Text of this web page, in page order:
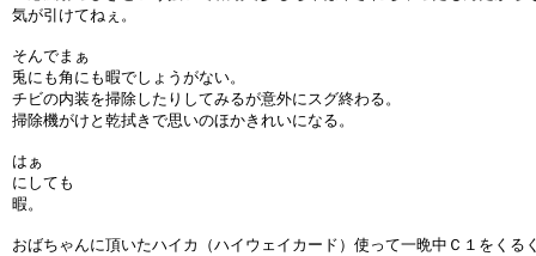
気が引けてねぇ。
そんでまぁ
兎にも角にも暇でしょうがない。
チビの内装を掃除したりしてみるが意外にスグ終わる。
掃除機がけと乾拭きで思いのほかきれいになる。
はぁ
にしても
暇。
おばちゃんに頂いたハイカ（ハイウェイカード）使って一晩中Ｃ１をくる